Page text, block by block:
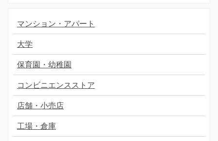
マンション・アパート
大学
保育園・幼稚園
コンビニエンスストア
店舗・小売店
工場・倉庫